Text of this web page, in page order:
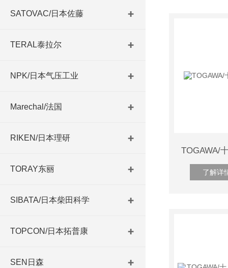
SATOVAC/日本佐藤
TERAL泰拉尔
NPK/日本气压工业
Marechal/法国
RIKEN/日本理研
TORAY东丽
SIBATA/日本柴田科学
TOPCON/日本拓普康
SEN日森
了解详